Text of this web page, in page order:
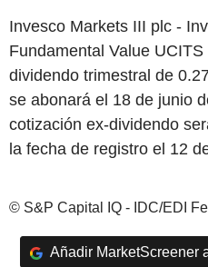
Invesco Markets III plc -
Fundamental Value
dividendo trimestral de
se abonará el 18 de junio
cotización ex-dividendo
la fecha de registro el 12
© S&P Capital IQ - IDC/EDI
Añadir MarketScreener